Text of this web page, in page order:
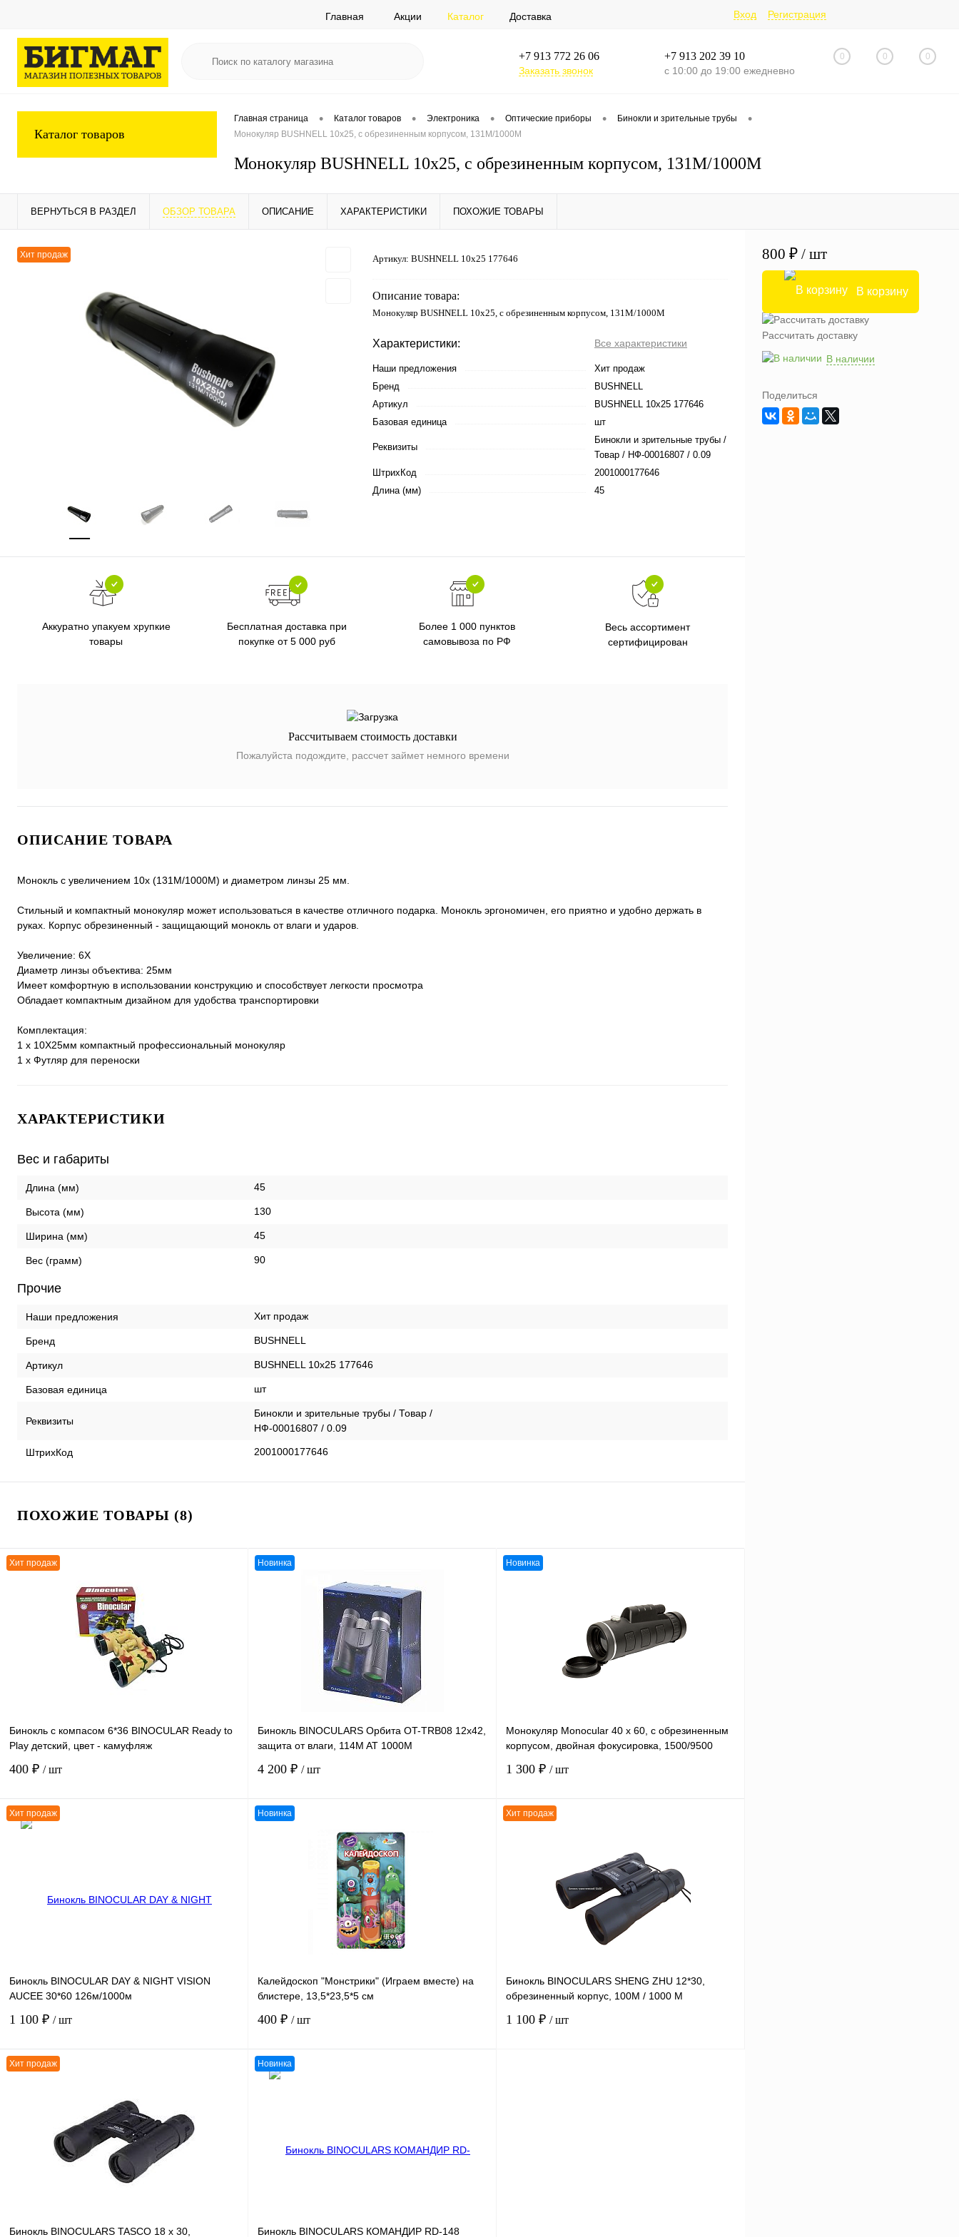
Главная Акции Каталог Доставка Вход Регистрация
+7 913 772 26 06
Заказать звонок
+7 913 202 39 10
с 10:00 до 19:00 ежедневно
0 0 0
Каталог товаров
Главная страница • Каталог товаров • Электроника • Оптические приборы • Бинокли и зрительные трубы •
Монокуляр BUSHNELL 10х25, с обрезиненным корпусом, 131M/1000M
Монокуляр BUSHNELL 10х25, с обрезиненным корпусом, 131M/1000M
ВЕРНУТЬСЯ В РАЗДЕЛ ОБЗОР ТОВАРА ОПИСАНИЕ ХАРАКТЕРИСТИКИ ПОХОЖИЕ ТОВАРЫ
Хит продаж Артикул: BUSHNELL 10x25 177646
Описание товара:
Монокуляр BUSHNELL 10х25, с обрезиненным корпусом, 131M/1000M
Характеристики: Все характеристики
Наши предложения
Хит продаж
Бренд
BUSHNELL
Артикул
BUSHNELL 10x25 177646
Базовая единица
шт
Реквизиты
Бинокли и зрительные трубы /
Товар / НФ-00016807 / 0.09
ШтрихКод
2001000177646
Длина (мм)
45
Аккуратно упакуем хрупкие
товары
Бесплатная доставка при
покупке от 5 000 руб
Более 1 000 пунктов
самовывоза по РФ
Весь ассортимент
сертифицирован
Рассчитываем стоимость доставки
Пожалуйста подождите, рассчет займет немного времени
ОПИСАНИЕ ТОВАРА
Монокль с увеличением 10x (131M/1000M) и диаметром линзы 25 мм.
Стильный и компактный монокуляр может использоваться в качестве отличного подарка. Монокль эргономичен, его приятно и удобно держать в
руках. Корпус обрезиненный - защищающий монокль от влаги и ударов.
Увеличение: 6Х
Диаметр линзы объектива: 25мм
Имеет комфортную в использовании конструкцию и способствует легкости просмотра
Обладает компактным дизайном для удобства транспортировки
Комплектация:
1 х 10Х25мм компактный профессиональный монокуляр
1 х Футляр для переноски
ХАРАКТЕРИСТИКИ
Вес и габариты
Длина (мм) 45
Высота (мм) 130
Ширина (мм) 45
Вес (грамм) 90
Прочие
Наши предложения Хит продаж
Бренд BUSHNELL
Артикул BUSHNELL 10x25 177646
Базовая единица шт
Реквизиты
Бинокли и зрительные трубы / Товар /
НФ-00016807 / 0.09
ШтрихКод 2001000177646
ПОХОЖИЕ ТОВАРЫ (8)
Хит продаж
Бинокль с компасом 6*36 BINOCULAR Ready to
Play детский, цвет - камуфляж
400 ₽ / шт
наличии
Новинка
Бинокль BINOCULARS Орбита OT-TRB08 12х42,
защита от влаги, 114M AT 1000M
4 200 ₽ / шт
наличии
Новинка
Монокуляр Monocular 40 х 60, с обрезиненным
корпусом, двойная фокусировка, 1500/9500
1 300 ₽ / шт
В избранное
наличии
Хит продаж
Бинокль BINOCULAR DAY & NIGHT VISION
AUCEE 30*60 126м/1000м
1 100 ₽ / шт
В избранное
наличии
Новинка
Калейдоскоп "Монстрики" (Играем вместе) на
блистере, 13,5*23,5*5 см
400 ₽ / шт
наличии
Хит продаж
Бинокль BINOCULARS SHENG ZHU 12*30,
обрезиненный корпус, 100M / 1000 М
1 100 ₽ / шт
Хит продаж
Бинокль BINOCULARS TASCO 18 х 30,
Новинка
Бинокль BINOCULARS КОМАНДИР RD-148
800 ₽ / шт
В корзину
Рассчитать доставку
В наличии
Поделиться